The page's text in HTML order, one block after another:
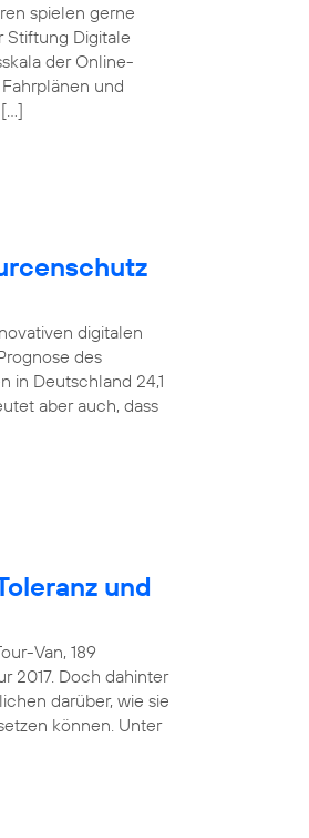
spielen gerne
Stiftung Digitale
der Online-
und
digitalen
des
in Deutschland 24,1
aber auch, dass
und
Van, 189
2017. Doch dahinter
darüber, wie sie
können. Unter